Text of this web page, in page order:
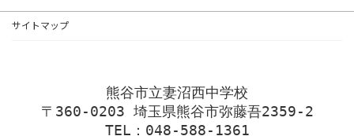
サイトマップ
熊谷市立妻沼西中学校
〒360-0203 埼玉県熊谷市弥藤吾2359-2
TEL：048-588-1361